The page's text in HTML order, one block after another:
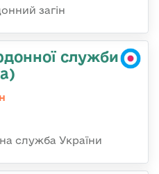
загін
служби
служба України